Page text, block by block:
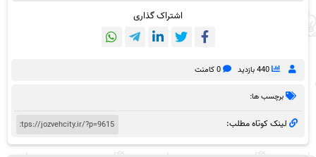
اشتراک گذاری
440 بازدید 0 کامنت
برچسب ها:
لینک کوتاه مطلب: